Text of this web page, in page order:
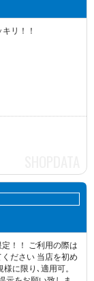
リ！！
！！ ご利用の際は
ください 当店を初め
に限り､適用可。